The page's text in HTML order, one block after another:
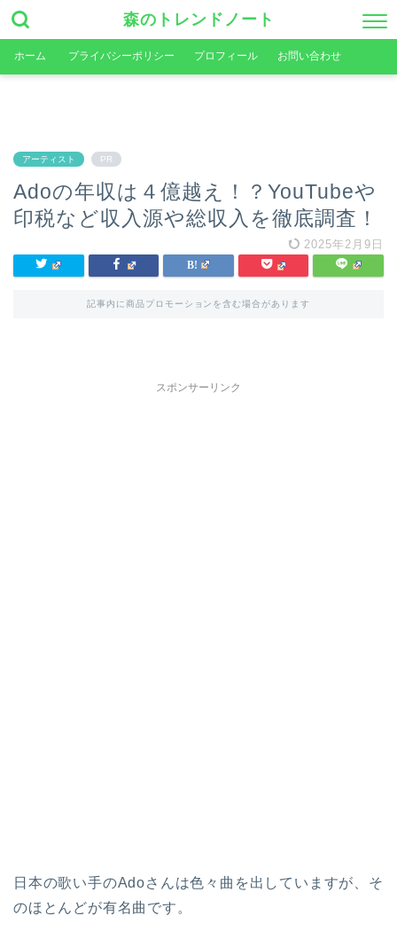
森のトレンドノート
ホーム プライバシーポリシー プロフィール お問い合わせ
アーティスト PR
Adoの年収は４億越え！？YouTubeや
印税など収入源や総収入を徹底調査！
2025年2月9日
記事内に商品プロモーションを含む場合があります
スポンサーリンク
日本の歌い手のAdoさんは色々曲を出していますが、そ
のほとんどが有名曲です。